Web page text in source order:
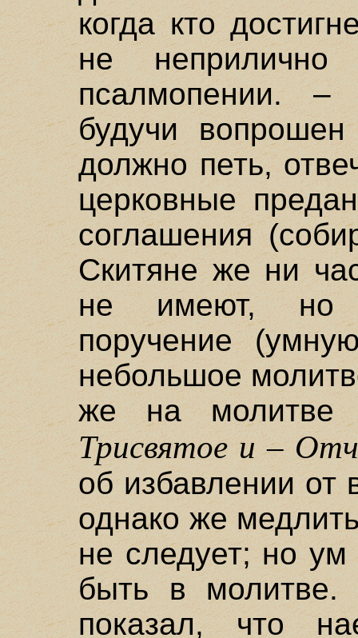
когда кто
не
псалмопении. –
будучи
должно петь,
церковные
соглашения
Скитяне же ни
не имеют, но
поручение
небольшое
же на молитве
Трисвятое и –
об избавлении от
однако же
не следует; но
быть в молитве.
показал, что